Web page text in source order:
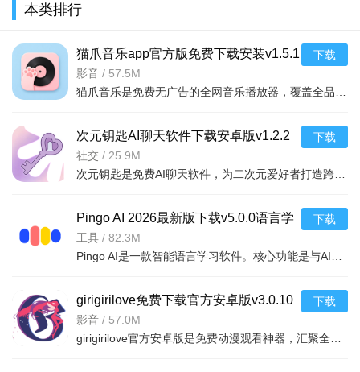
本类排行
猫爪音乐app官方版免费下载安装v1.5.1
最新版
影音 / 57.5M
下载
次元钥匙AI聊天软件下载安卓版v1.2.2
最新版
社交 / 25.9M
下载
Pingo AI 2026最新版下载v5.0.0语言学
习软件
工具 / 82.3M
下载
girigirilove免费下载官方安卓版v3.0.10
官方安卓版
影音 / 57.0M
下载